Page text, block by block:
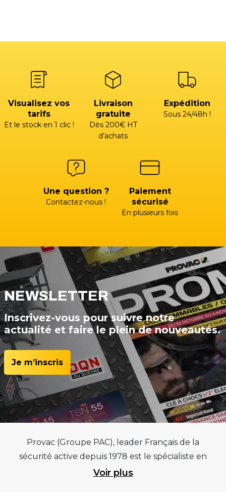
Visualisez vos
tarifs
Et le stock en 1 clic !
Livraison
gratuite
Dès 200€ HT
d’achats
Expédition
Sous 24/48h !
Une question ?
Contactez-nous !
Paiement
sécurisé
En plusieurs fois
NEWSLETTER
Inscrivez-vous pour suivre notre
actualité et faire le plein de nouveautés.
Je m’inscris
Provac (Groupe PAC), leader Français de la
sécurité active depuis 1978 est le spécialiste en
équipements pour garages et centres
Voir plus